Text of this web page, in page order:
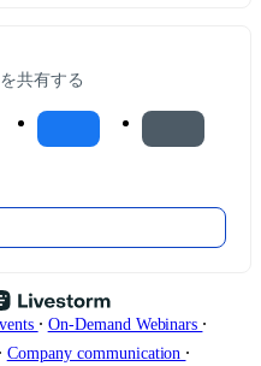
共有する
∙ On-Demand Webinars ∙
∙ Company communication ∙